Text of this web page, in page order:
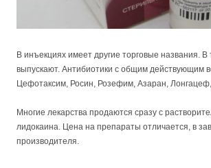
В инъекциях имеет другие торговые названия. В
выпускают. Антибиотики с общим действующим
Цефотаксим, Росин, Розефим, Азаран,
Многие лекарства продаются сразу с
лидокаина. Цена на препараты отличается, в
производителя.